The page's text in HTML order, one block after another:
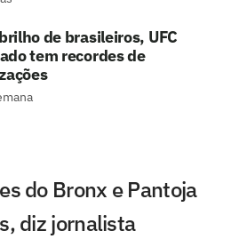
de brasileiros, UFC
tem recordes de
do Bronx e Pantoja
diz jornalista